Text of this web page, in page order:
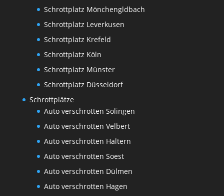
Schrottplatz Mönchengldbach
Schrottplatz Leverkusen
Schrottplatz Krefeld
Schrottplatz Köln
Schrottplatz Münster
Schrottplatz Düsseldorf
Schrottplätze
Auto verschrotten Solingen
Auto verschrotten Velbert
Auto verschrotten Haltern
Auto verschrotten Soest
Auto verschrotten Dülmen
Auto verschrotten Hagen